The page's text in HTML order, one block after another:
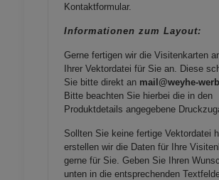
Kontaktformular.
Informationen zum Layout:
Gerne fertigen wir die Visitenkarten
Ihrer Vektordatei für Sie an. Diese
Sie bitte direkt an mail@weyhe-
Bitte beachten Sie hierbei die in den
Produktdetails angegebene
Sollten Sie keine fertige Vektordatei
erstellen wir die Daten für Ihre
gerne für Sie. Geben Sie Ihren
unten in die entsprechenden